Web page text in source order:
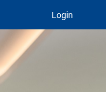
Login